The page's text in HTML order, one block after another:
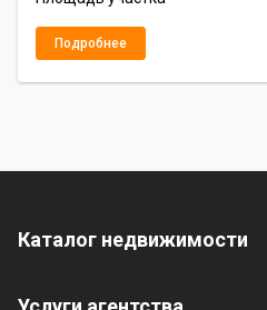
Подробнее
Каталог недвижимости